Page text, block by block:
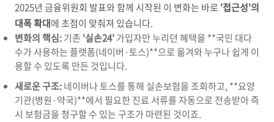
2025년 금융위원회 발표와 함께 시작된 이 변화는 바로 '접근성'의
대폭 확대에 초점이 맞춰져 있습니다.
변화의 핵심:기존 '실손24'가입자만 누리던 혜택을 **국민 대다
수가 사용하는 플랫폼(네이버·토스)**으로 옮겨와 누구나 쉽게 이
용할 수 있도록 만든 것입니다.
새로운 구조:네이버나 토스를 통해 실손보험을 조회하고, **요양
기관(병원·약국)**에서 필요한 진료 서류를 자동으로 전송받아 즉
시 보험금을 청구할 수 있는 구조가 마련된 것이죠.